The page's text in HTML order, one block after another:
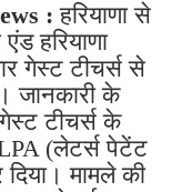
:हरियाणा से
हरियाणा
गेस्ट टीचर्स से
जानकारी के
टीचर्स के
(लेटर्स पेटेंट
मामले की